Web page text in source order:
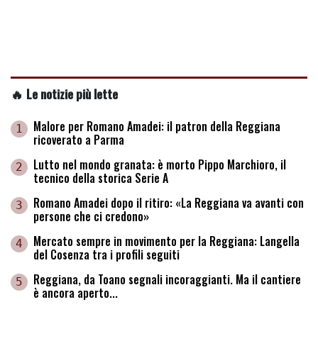
🔥 Le notizie più lette
1 Malore per Romano Amadei: il patron della Reggiana
ricoverato a Parma
2 Lutto nel mondo granata: è morto Pippo Marchioro, il
tecnico della storica Serie A
3 Romano Amadei dopo il ritiro: «La Reggiana va avanti con
persone che ci credono»
4 Mercato sempre in movimento per la Reggiana: Langella
del Cosenza tra i profili seguiti
5 Reggiana, da Toano segnali incoraggianti. Ma il cantiere
è ancora aperto...